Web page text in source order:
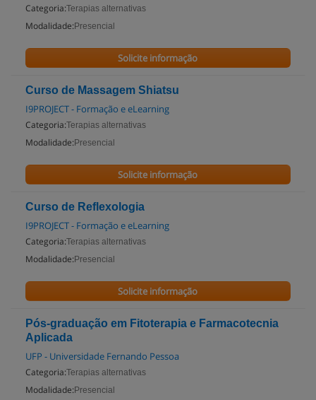
Categoria:Terapias alternativas
Modalidade: Presencial
Solicite informação
Curso de Massagem Shiatsu
I9PROJECT - Formação e eLearning
Categoria:Terapias alternativas
Modalidade: Presencial
Solicite informação
Curso de Reflexologia
I9PROJECT - Formação e eLearning
Categoria:Terapias alternativas
Modalidade: Presencial
Solicite informação
Pós-graduação em Fitoterapia e Farmacotecnia
Aplicada
UFP - Universidade Fernando Pessoa
Categoria:Terapias alternativas
Modalidade: Presencial